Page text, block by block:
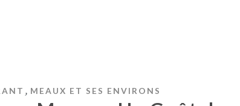
, MEAUX ET SES ENVIRONS